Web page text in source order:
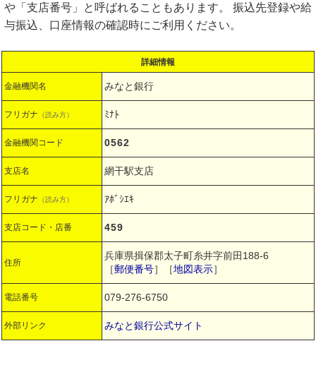
や「支店番号」と呼ばれることもあります。 振込先登録や給
与振込、口座情報の確認時にご利用ください。
詳細情報
金融機関名 みなと銀行
フリガナ （読み方） ﾐﾅﾄ
金融機関コード 0562
支店名 網干駅支店
フリガナ （読み方） ｱﾎﾞｼｴｷ
支店コード・店番 459
住所
兵庫県揖保郡太子町糸井字前田188-6
［郵便番号］［地図表示］
電話番号 079-276-6750
外部リンク みなと銀行公式サイト